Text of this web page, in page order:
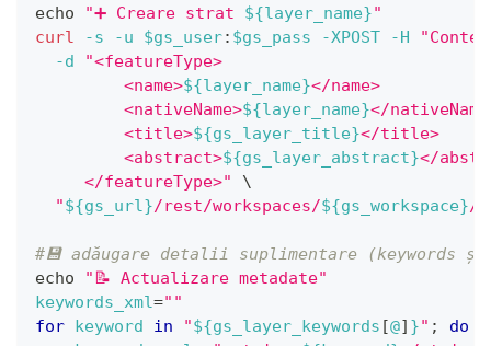
echo
"➕ Creare strat ${layer_name}"
curl
-s -u $gs_user: $gs_pass -XPOST -H
-d
"<featureType>
         <name>
${layer_name}</name>
         <nativeName>
${layer_name}</
         <title>
${gs_layer_title}</title>
         <abstract>
${gs_layer_abstract}</
     </featureType>"
\
"${gs_url}/rest/workspaces/${gs_workspace}/
#💾 adăugare detalii suplimentare (keywords
echo
"📝 Actualizare metadate"
keywords_xml=""
for keyword in "${gs_layer_keywords [@] }" ;
do